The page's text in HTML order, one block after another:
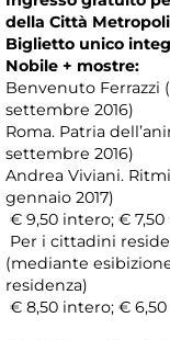
della Città
Biglietto unico
Nobile + mostre:
Benvenuto Ferrazzi
settembre 2016)
Roma. Patria
settembre 2016)
Andrea Viviani.
gennaio 2017)
€ 9,50 intero; €
Per i cittadini
(mediante
residenza)
€ 8,50 intero; €